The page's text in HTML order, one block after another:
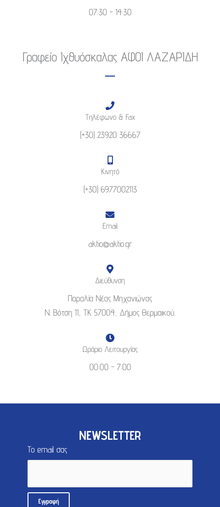
07:30 - 14:30
Γραφείο Ιχθυόσκαλας ΑΦΟΙ ΛΑΖΑΡΙΔΗ
Τηλέφωνο & Fax
(+30) 23920 36667
Κινητό
(+30) 6977002113
Email
aktio@aktio.gr
Διεύθυνση
Παραλία Νέας Μηχανιώνας
Ν. Βότση 11, ΤΚ 57004, Δήμος Θερμαικού.
Ωράριο Λειτουργίας
00:00 - 7:00
NEWSLETTER
Το email σας